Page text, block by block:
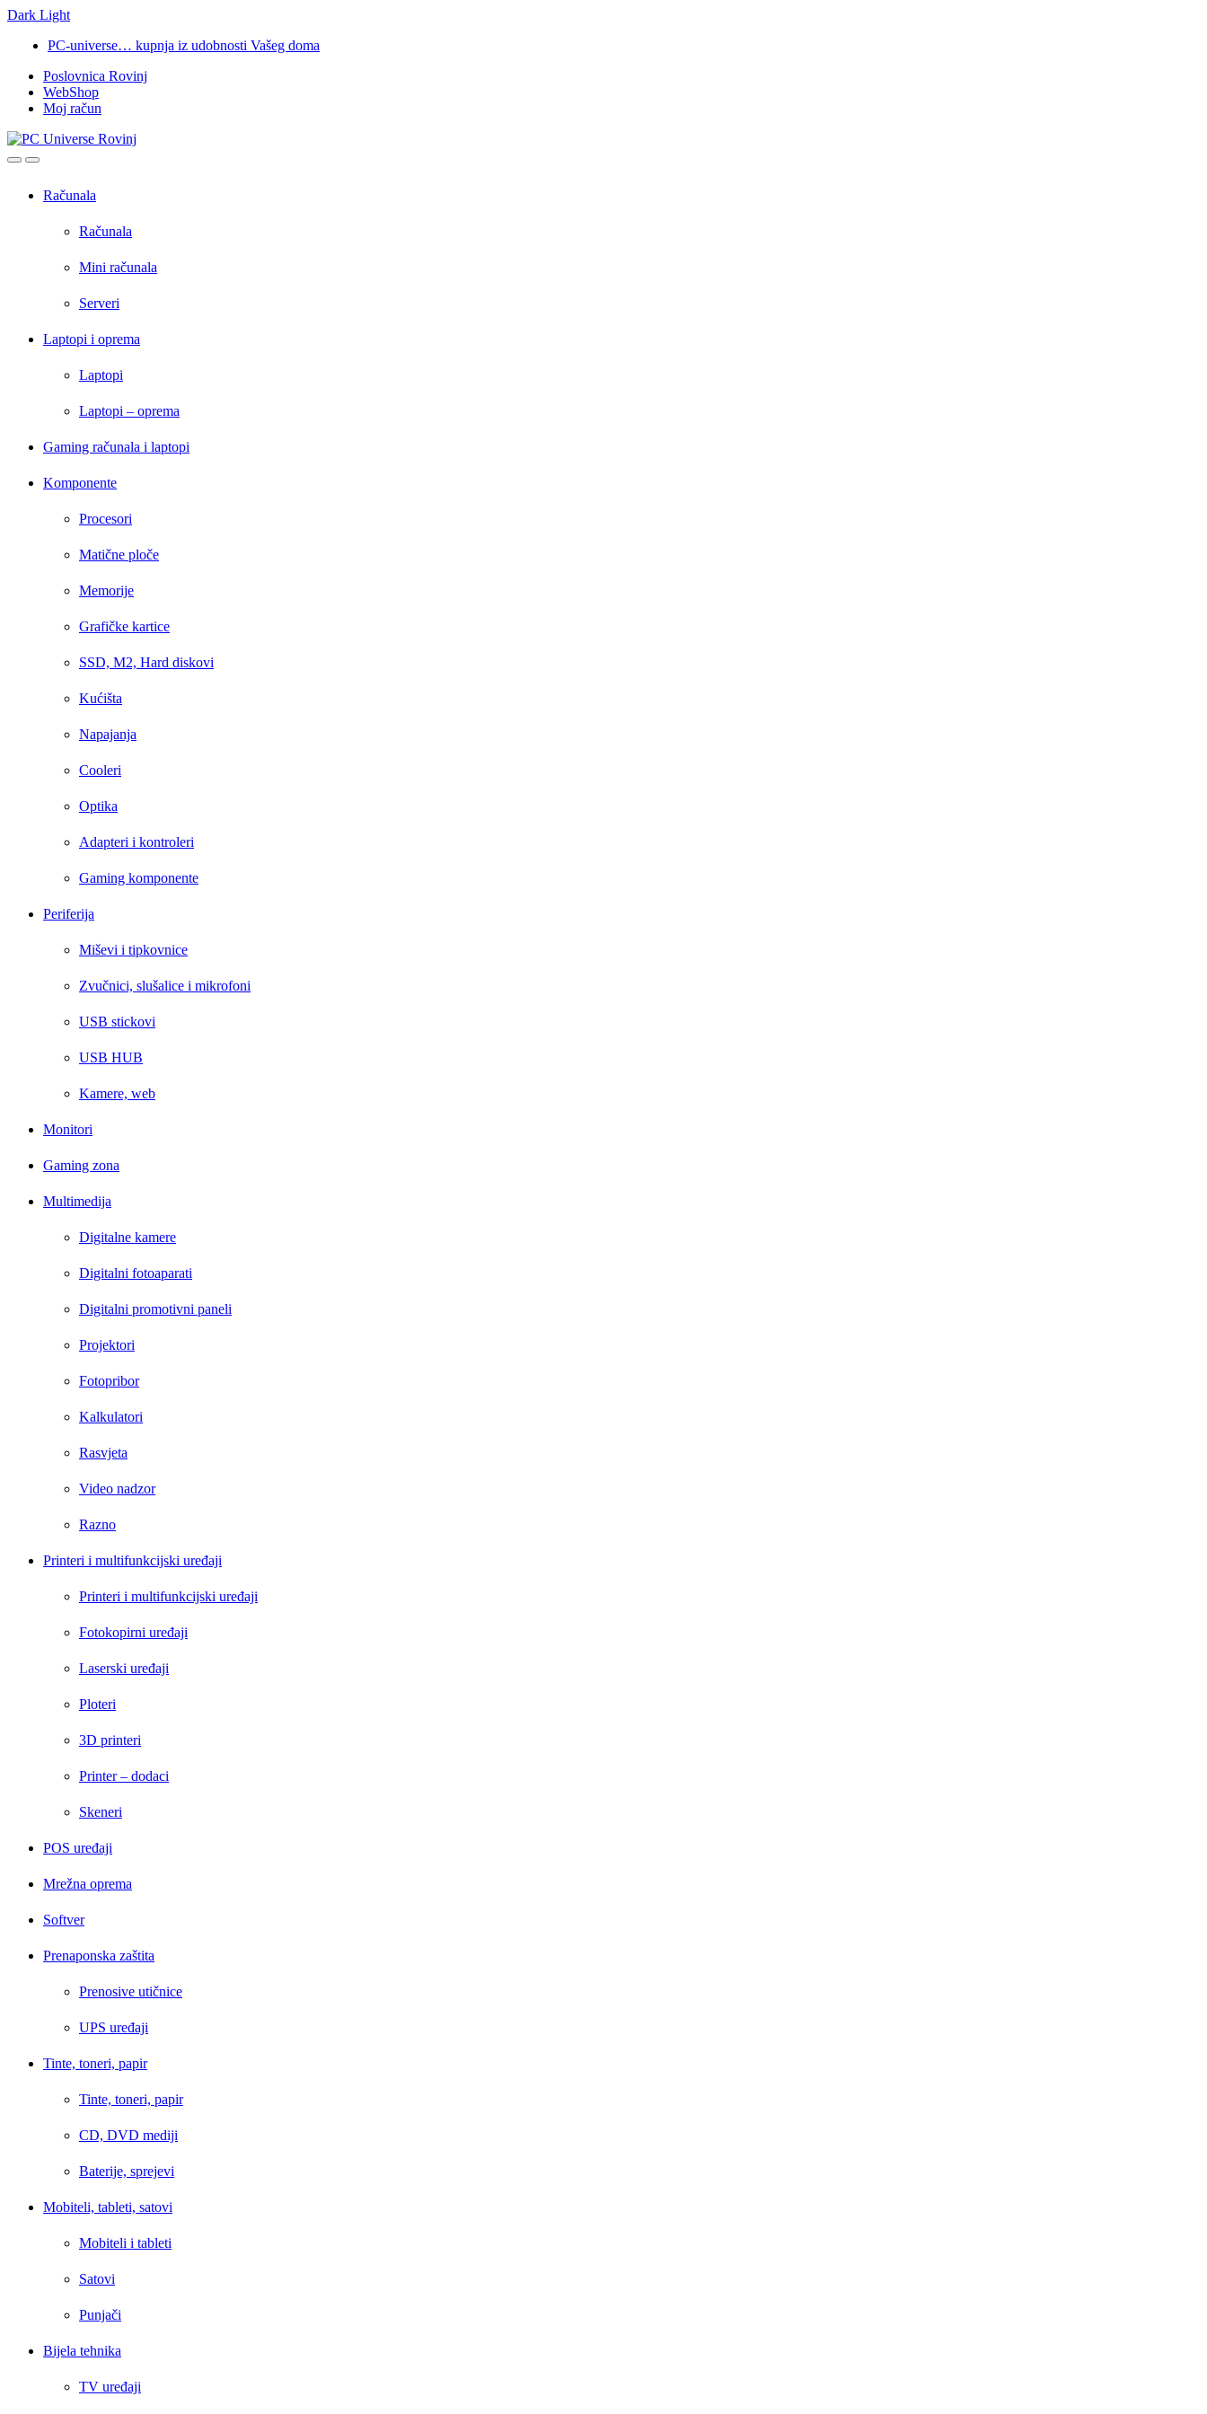
Dark Light
navigation
content
PC-universe… kupnja iz udobnosti Vašeg doma
Poslovnica Rovinj
WebShop
Moj račun
OpenClose
Računala
Računala
Mini računala
Serveri
Laptopi i oprema
Laptopi
Laptopi – oprema
Gaming računala i laptopi
Komponente
Procesori
Matične ploče
Memorije
Grafičke kartice
SSD, M2, Hard diskovi
Kućišta
Napajanja
Cooleri
Optika
Adapteri i kontroleri
Gaming komponente
Periferija
Miševi i tipkovnice
Zvučnici, slušalice i mikrofoni
USB stickovi
USB HUB
Kamere, web
Monitori
Gaming zona
Multimedija
Digitalne kamere
Digitalni fotoaparati
Digitalni promotivni paneli
Projektori
Fotopribor
Kalkulatori
Rasvjeta
Video nadzor
Razno
Printeri i multifunkcijski uređaji
Printeri i multifunkcijski uređaji
Fotokopirni uređaji
Laserski uređaji
Ploteri
3D printeri
Printer – dodaci
Skeneri
POS uređaji
Mrežna oprema
Softver
Prenaponska zaštita
Prenosive utičnice
UPS uređaji
Tinte, toneri, papir
Tinte, toneri, papir
CD, DVD mediji
Baterije, sprejevi
Mobiteli, tableti, satovi
Mobiteli i tableti
Satovi
Punjači
Bijela tehnika
TV uređaji